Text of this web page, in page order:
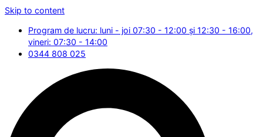
Skip to content
Program de lucru: luni - joi 07:30 - 12:00 și 12:30 - 16:00,
vineri: 07:30 - 14:00
0344 808 025